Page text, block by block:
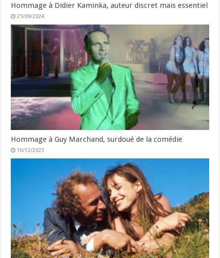
Hommage à Didier Kaminka, auteur discret mais essentiel
25/09/2024
Hommage à Guy Marchand, surdoué de la comédie
16/12/2023